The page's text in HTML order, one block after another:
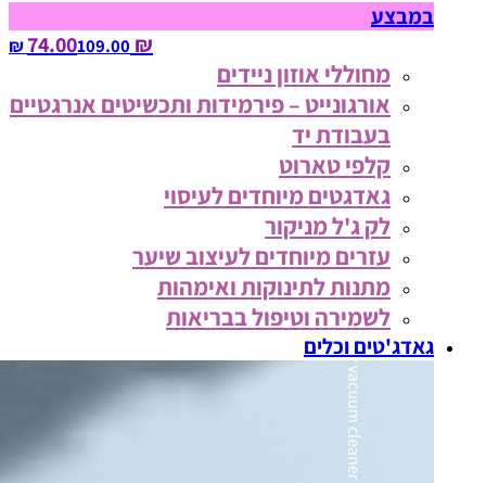
במבצע
₪ 74.00
109.00‏ ₪
מחוללי אוזון ניידים
אורגונייט – פירמידות ותכשיטים אנרגטיים
בעבודת יד
קלפי טארוט
גאדגטים מיוחדים לעיסוי
לק ג'ל מניקור
עזרים מיוחדים לעיצוב שיער
מתנות לתינוקות ואימהות
לשמירה וטיפול בבריאות
גאדג'טים וכלים